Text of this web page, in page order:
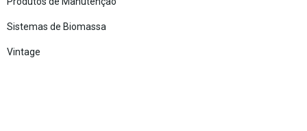
Sistemas de Biomassa
Vintage